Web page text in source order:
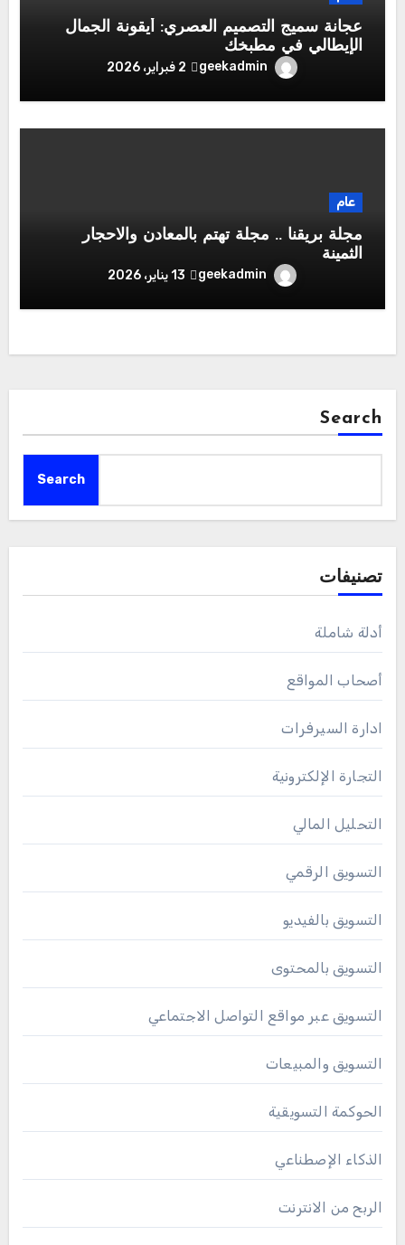
عجانة سميج التصميم العصري: أيقونة الجمال
الإيطالي في مطبخك
geekadmin 2 فبراير، 2026
عام
مجلة بريقنا .. مجلة تهتم بالمعادن والاحجار
الثمينة
geekadmin 13 يناير، 2026
Search
Search
تصنيفات
أدلة شاملة
أصحاب المواقع
ادارة السيرفرات
التجارة الإلكترونية
التحليل المالي
التسويق الرقمي
التسويق بالفيديو
التسويق بالمحتوى
التسويق عبر مواقع التواصل الاجتماعي
التسويق والمبيعات
الحوكمة التسويقية
الذكاء الإصطناعي
الربح من الانترنت